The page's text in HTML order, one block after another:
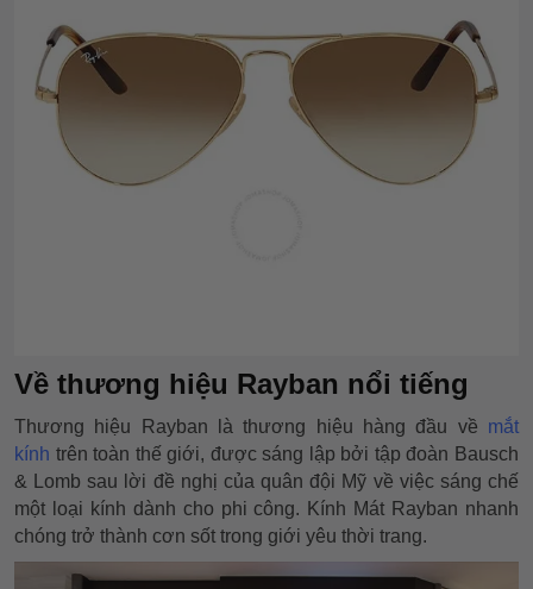
Về thương hiệu Rayban nổi tiếng
Thương hiệu Rayban là thương hiệu hàng đầu về mắt
kính trên toàn thế giới, được sáng lập bởi tập đoàn Bausch
& Lomb sau lời đề nghị của quân đội Mỹ về việc sáng chế
một loại kính dành cho phi công. Kính Mát Rayban nhanh
chóng trở thành cơn sốt trong giới yêu thời trang.